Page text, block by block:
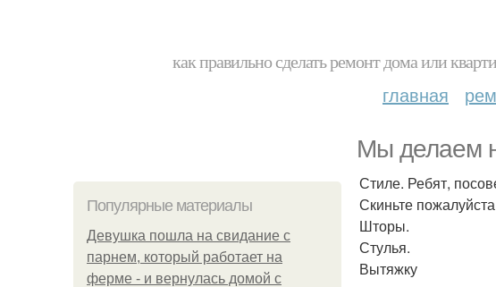
как правильно сделать ремонт дома или
главная
Мы делаем
Популярные материалы
Девушка пошла на свидание с
парнем, который работает на
ферме - и вернулась домой с
Стиле. Ребят,
Скиньте
Шторы.
Стулья.
Вытяжку